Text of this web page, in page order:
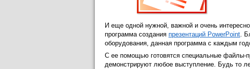
И еще одной нужной, важной и очень
программа создания презентаций PowerPoint.
оборудования, данная программа с каждым
С ее помощью готовятся специальные файлы-
демонстрируют любое выступление. Будь то